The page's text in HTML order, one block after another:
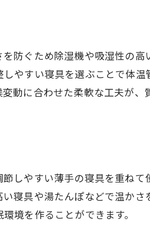
防ぐため除湿機や吸湿性の
やすい寝具を選ぶことで体温
動に合わせた柔軟な工夫が
しやすい薄手の寝具を重ね
寝具や湯たんぽなどで温かさ
境を作ることができます。